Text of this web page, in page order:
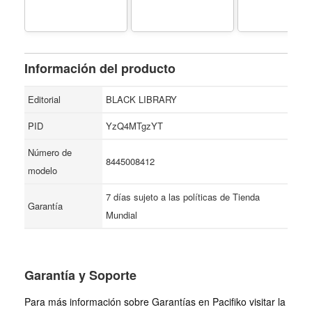
Información del producto
Editorial
BLACK LIBRARY
PID
YzQ4MTgzYT
Número de
modelo
8445008412
Garantía
7 días sujeto a las políticas de Tienda
Mundial
Garantía y Soporte
Para más información sobre Garantías en Pacifiko visitar la